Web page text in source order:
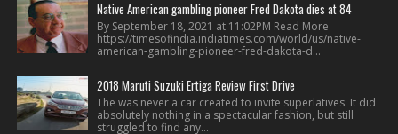
Native American gambling pioneer Fred Dakota dies at 84
By September 18, 2021 at 11:02PM Read More
https://timesofindia.indiatimes.com/world/us/native-
american-gambling-pioneer-fred-dakota-d...
2018 Maruti Suzuki Ertiga Review First Drive
The was never a car created to invite superlatives. It did
absolutely nothing in a spectacular fashion, but still
struggled to find any...